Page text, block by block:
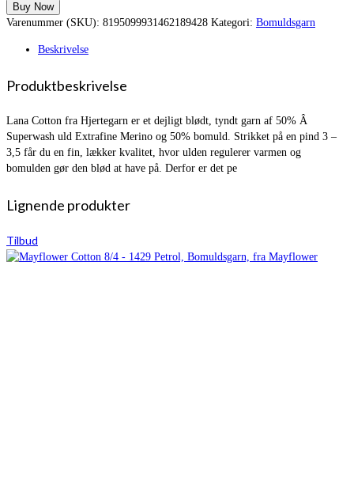
pris
var:
er:
Buy Now
Varenummer (SKU): 8195099931462189428 Kategori: Bomuldsgarn
Beskrivelse
Produktbeskrivelse
Lana Cotton fra Hjertegarn er et dejligt blødt, tyndt garn af 50% Â
Superwash uld Extrafine Merino og 50% bomuld. Strikket på en pind 3 –
3,5 får du en fin, lækker kvalitet, hvor ulden regulerer varmen og
bomulden gør den blød at have på. Derfor er det pe
Lignende produkter
Tilbud